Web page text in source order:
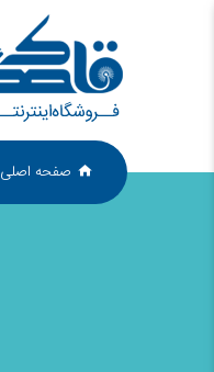
صفحه اصلی